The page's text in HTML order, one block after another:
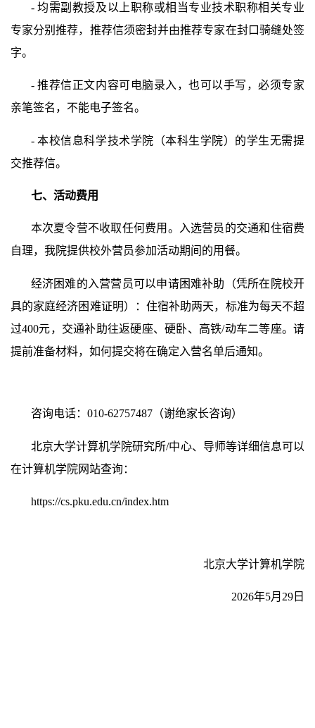
-均需副教授及以上职称或相当专业技术职称相关专业
专家分别推荐，推荐信须密封并由推荐专家在封口骑缝处签
字。
-推荐信正文内容可电脑录入，也可以手写，必须专家
亲笔签名，不能电子签名。
-本校信息科学技术学院（本科生学院）的学生无需提
交推荐信。
七、活动费用
本次夏令营不收取任何费用。入选营员的交通和住宿费
自理，我院提供校外营员参加活动期间的用餐。
经济困难的入营营员可以申请困难补助（凭所在院校开
具的家庭经济困难证明）：住宿补助两天，标准为每天不超
过400元，交通补助往返硬座、硬卧、高铁/动车二等座。请
提前准备材料，如何提交将在确定入营名单后通知。
咨询电话： 010-62757487（谢绝家长咨询）
北京大学计算机学院研究所/中心、导师等详细信息可以
在计算机学院网站查询：
https://cs.pku.edu.cn/index.htm
北京大学计算机学院
2026年5月 29 日